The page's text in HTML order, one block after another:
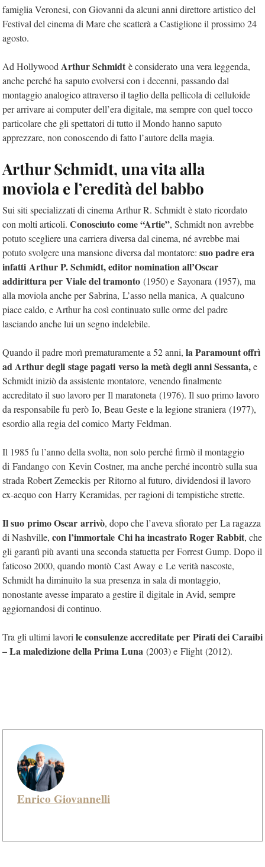
famiglia Veronesi, con Giovanni da alcuni anni direttore artistico del
Festival del cinema di Mare che scatterà a Castiglione il prossimo 24
agosto.
Ad HollywoodArthur Schmidt è considerato una vera leggenda,
anche perché ha saputo evolversi con i decenni, passando dal
montaggio analogico attraverso il taglio della pellicola di celluloide
per arrivare ai computer dell’era digitale, ma sempre con quel tocco
particolare che gli spettatori di tutto il Mondo hanno saputo
apprezzare, non conoscendo di fatto l’autore della magia.
Arthur Schmidt, una vita alla
moviola e l’eredità del babbo
Sui siti specializzati di cinema Arthur R. Schmidt è stato ricordato
con molti articoli. Conosciuto come “Artie”, Schmidt non avrebbe
potuto scegliere una carriera diversa dal cinema, né avrebbe mai
potuto svolgere una mansione diversa dal montatore: suo padre era
infatti Arthur P. Schmidt, editor nomination all’Oscar
addirittura per Viale del tramonto (1950) e Sayonara (1957), ma
alla moviola anche per Sabrina, L’asso nella manica, A qualcuno
piace caldo, e Arthur ha così continuato sulle orme del padre
lasciando anche lui un segno indelebile.
Quando il padre morì prematuramente a 52 anni, la Paramount offrì
ad Arthur degli stage pagati verso la metà degli anni Sessanta,e
Schmidt iniziò da assistente montatore, venendo finalmente
accreditato il suo lavoro per Il maratoneta (1976). Il suo primo lavoro
da responsabile fu però Io, Beau Geste e la legione straniera (1977),
esordio alla regia del comico Marty Feldman.
Il 1985 fu l’anno della svolta, non solo perché firmò il montaggio
di Fandango con Kevin Costner, ma anche perché incontrò sulla sua
strada Robert Zemeckis per Ritorno al futuro, dividendosi il lavoro
ex-aequo con Harry Keramidas, per ragioni di tempistiche strette.
Il suo primo Oscar arrivò, dopo che l’aveva sfiorato per La ragazza
di Nashville, con l’immortale Chi ha incastrato Roger Rabbit, che
gli garantì più avanti una seconda statuetta per Forrest Gump. Dopo il
faticoso 2000, quando montò Cast Away e Le verità nascoste,
Schmidt ha diminuito la sua presenza in sala di montaggio,
nonostante avesse imparato a gestire il digitale in Avid, sempre
aggiornandosi di continuo.
Tra gli ultimi lavorile consulenze accreditate per Pirati dei Caraibi
– La maledizione della Prima Luna (2003) e Flight (2012).
Enrico Giovannelli